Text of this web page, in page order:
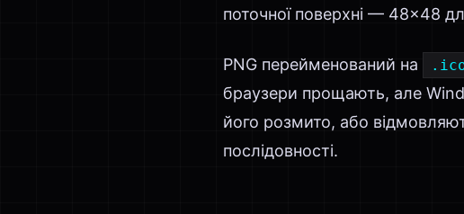
поточної поверхні — 48×48
PNG перейменований на
браузери прощають, але
його розмито, або
послідовності.